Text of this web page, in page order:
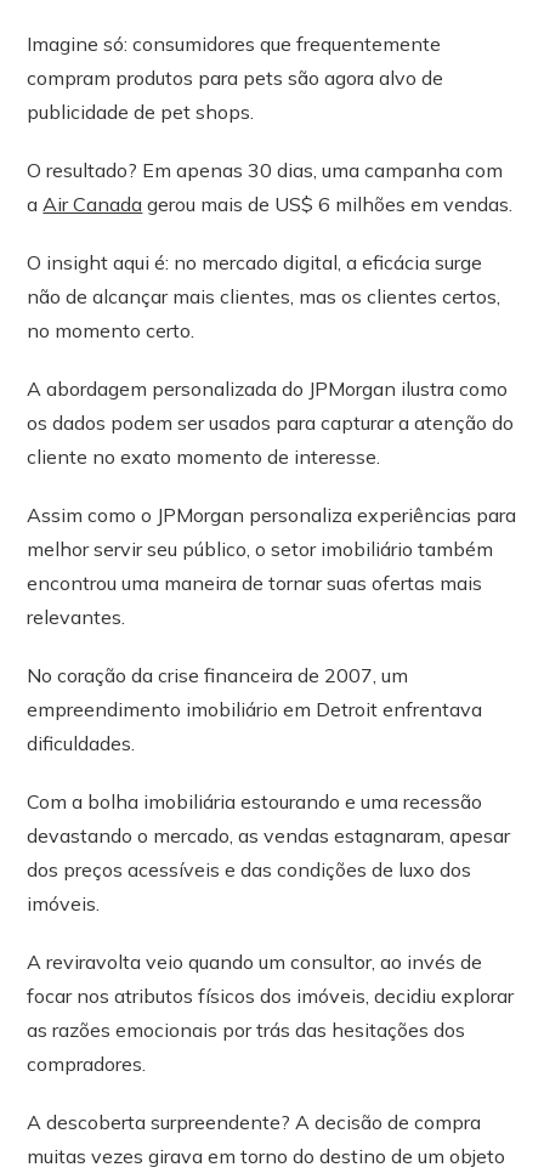
Imagine só: consumidores que frequentemente
compram produtos para pets são agora alvo de
publicidade de pet shops.
O resultado? Em apenas 30 dias, uma campanha com
aAir Canada gerou mais de US$ 6 milhões em vendas.
O insight aqui é: no mercado digital, a eficácia surge
não de alcançar mais clientes, mas os clientes certos,
no momento certo.
A abordagem personalizada do JPMorgan ilustra como
os dados podem ser usados para capturar a atenção do
cliente no exato momento de interesse.
Assim como o JPMorgan personaliza experiências para
melhor servir seu público, o setor imobiliário também
encontrou uma maneira de tornar suas ofertas mais
relevantes.
No coração da crise financeira de 2007, um
empreendimento imobiliário em Detroit enfrentava
dificuldades.
Com a bolha imobiliária estourando e uma recessão
devastando o mercado, as vendas estagnaram, apesar
dos preços acessíveis e das condições de luxo dos
imóveis.
A reviravolta veio quando um consultor, ao invés de
focar nos atributos físicos dos imóveis, decidiu explorar
as razões emocionais por trás das hesitações dos
compradores.
A descoberta surpreendente? A decisão de compra
muitas vezes girava em torno do destino de um objeto